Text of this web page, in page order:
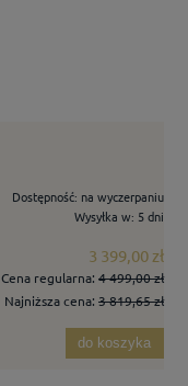
Dostępność: na wyczerpaniu
Wysyłka w: 5 dni
3 399,00 zł
Cena regularna: 4 499,00 zł
Najniższa cena: 3 819,65 zł
do koszyka